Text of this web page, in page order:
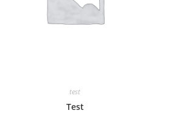
test
Test